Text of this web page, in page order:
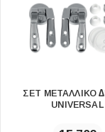
ΣΕΤ ΜΕΤΑΛΛΙΚΟ
UNIVERSAL